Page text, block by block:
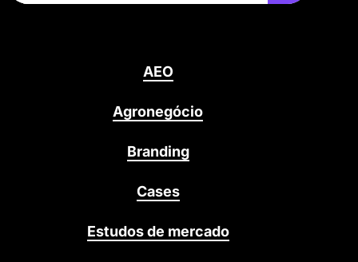
AEO
Agronegócio
Branding
Cases
Estudos de mercado